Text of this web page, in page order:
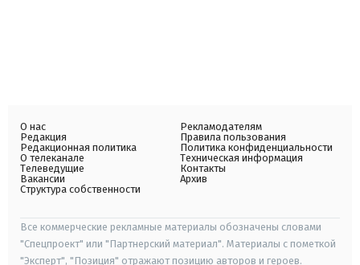
О нас
Редакция
Редакционная политика
О телеканале
Телеведущие
Вакансии
Структура собственности
Рекламодателям
Правила пользования
Политика конфиденциальности
Техническая информация
Контакты
Архив
Все коммерческие рекламные материалы обозначены словами
"Спецпроект" или "Партнерский материал". Материалы с пометкой
"Эксперт", "Позиция" отражают позицию авторов и героев.